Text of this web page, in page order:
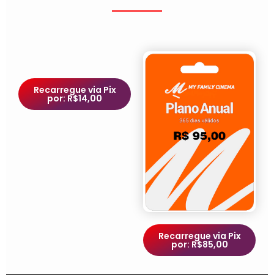
Recarregue via Pix
por: R$14,00
Recarregue via Pix
por: R$85,00